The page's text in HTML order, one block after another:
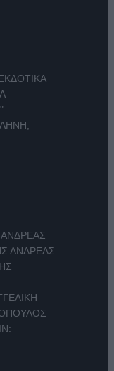
ΑΝΔΡΕΑΣ